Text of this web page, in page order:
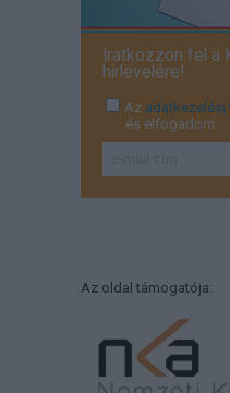
Iratkozzon fel a
hírlevelére!
Az
és elfogadom
Az oldal támogatója: